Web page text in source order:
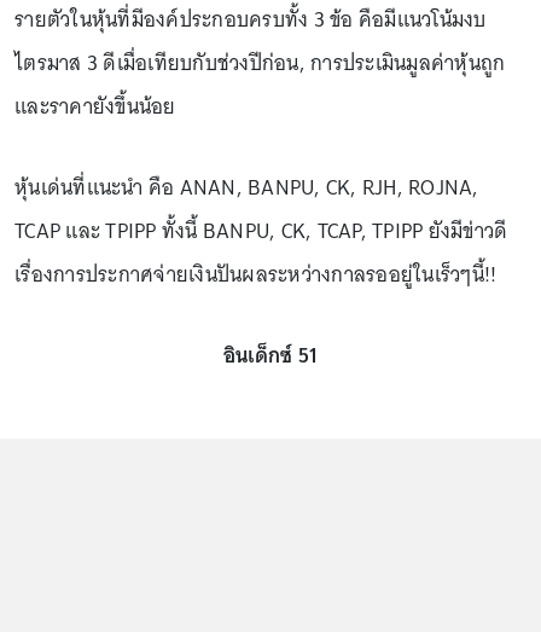
รายตัวในหุ้นที่มีองค์ประกอบครบทั้ง 3 ข้อ คือมีแนวโน้มงบ
ไตรมาส 3 ดีเมื่อเทียบกับช่วงปีก่อน, การประเมินมูลค่าหุ้นถูก
และราคายังขึ้นน้อย
หุ้นเด่นที่แนะนำ คือ ANAN, BANPU, CK, RJH, ROJNA,
TCAP และ TPIPP ทั้งนี้ BANPU, CK, TCAP, TPIPP ยังมีข่าวดี
เรื่องการประกาศจ่ายเงินปันผลระหว่างกาลรออยู่ในเร็วๆนี้!!
อินเด็กซ์ 51